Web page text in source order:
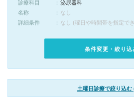
診療科目
泌尿器科
名称
なし
詳細条件
なし (曜日や時間帯を指定で
条件変更・絞り込
土曜日診療で絞り込む